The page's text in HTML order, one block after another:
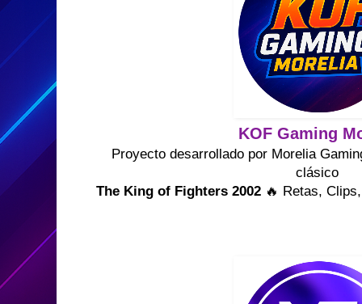
KOF Gaming
Proyecto desarrollado por Morelia
clásico
The King of Fighters 2002 🔥 Retas,